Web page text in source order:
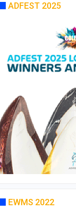
ADFEST 2025
EWMS 2022